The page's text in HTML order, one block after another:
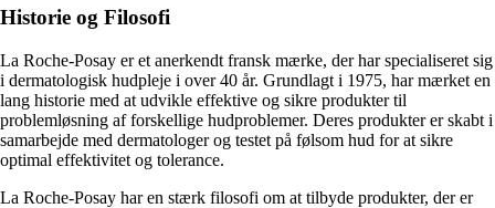
Historie og Filosofi
La Roche-Posay er et anerkendt fransk mærke, der har specialiseret sig
i dermatologisk hudpleje i over 40 år. Grundlagt i 1975, har mærket en
lang historie med at udvikle effektive og sikre produkter til
problemløsning af forskellige hudproblemer. Deres produkter er skabt i
samarbejde med dermatologer og testet på følsom hud for at sikre
optimal effektivitet og tolerance.
La Roche-Posay har en stærk filosofi om at tilbyde produkter, der er